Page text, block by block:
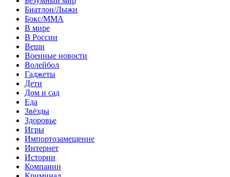
Биатлон/Лыжи
Бокс/MMA
В мире
В России
Вещи
Военные новости
Волейбол
Гаджеты
Дети
Дом и сад
Еда
Звёзды
Здоровье
Игры
Импортозамещение
Интернет
Истории
Компании